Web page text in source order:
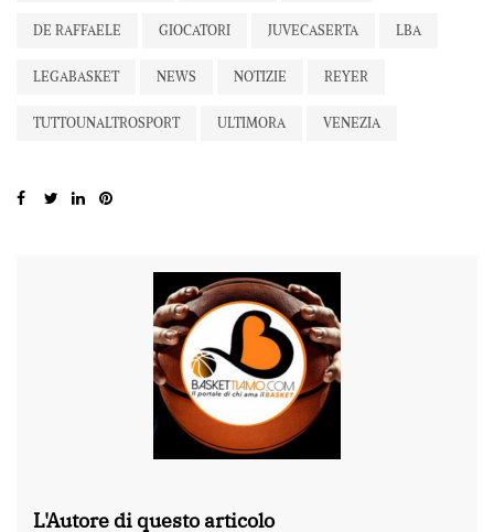
DE RAFFAELE GIOCATORI JUVECASERTA LBA
LEGABASKET NEWS NOTIZIE REYER
TUTTOUNALTROSPORT ULTIMORA VENEZIA
L'Autore di questo articolo